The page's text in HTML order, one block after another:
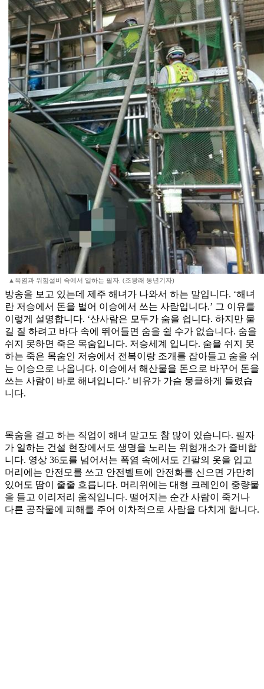
▲폭염과 위험설비 속에서 일하는 필자. (조왕래 동년기자)
방송을 보고 있는데 제주 해녀가 나와서 하는 말입니다. ‘해녀
란 저승에서 돈을 벌어 이승에서 쓰는 사람입니다.’ 그 이유를
이렇게 설명합니다. ‘산사람은 모두가 숨을 쉽니다. 하지만 물
길 질 하려고 바다 속에 뛰어들면 숨을 쉴 수가 없습니다. 숨을
쉬지 못하면 죽은 목숨입니다. 저승세계 입니다. 숨을 쉬지 못
하는 죽은 목숨인 저승에서 전복이랑 조개를 잡아들고 숨을 쉬
는 이승으로 나옵니다. 이승에서 해산물을 돈으로 바꾸어 돈을
쓰는 사람이 바로 해녀입니다.’ 비유가 가슴 뭉클하게 들렸습
니다.
목숨을 걸고 하는 직업이 해녀 말고도 참 많이 있습니다. 필자
가 일하는 건설 현장에서도 생명을 노리는 위험개소가 즐비합
니다. 영상 36도를 넘어서는 폭염 속에서도 긴팔의 옷을 입고
머리에는 안전모를 쓰고 안전벨트에 안전화를 신으면 가만히
있어도 땀이 줄줄 흐릅니다. 머리위에는 대형 크레인이 중량물
을 들고 이리저리 움직입니다. 떨어지는 순간 사람이 죽거나
다른 공작물에 피해를 주어 이차적으로 사람을 다치게 합니다.